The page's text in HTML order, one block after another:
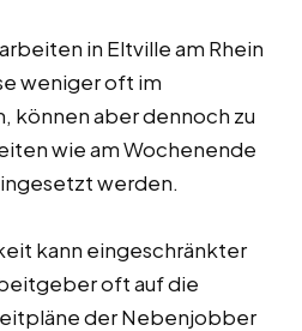
in Eltville am Rhein
weniger oft im
können aber dennoch zu
wie am Wochenende
werden.
kann eingeschränkter
oft auf die
der Nebenjobber